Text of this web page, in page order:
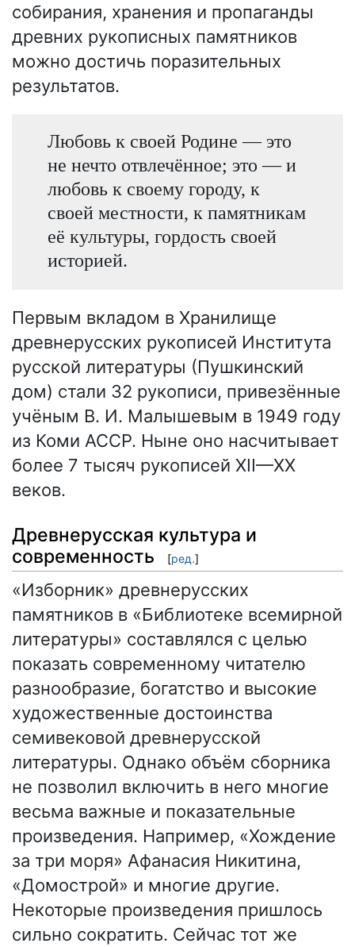
собирания, хранения и пропаганды
древних рукописных памятников
можно достичь поразительных
результатов.
Любовь к своей Родине — это
не нечто отвлечённое; это — и
любовь к своему городу, к
своей местности, к памятникам
её культуры, гордость своей
историей.
Первым вкладом в Хранилище
древнерусских рукописей Института
русской литературы (Пушкинский
дом) стали 32 рукописи, привезённые
учёным В. И. Малышевым в 1949 году
из Коми АССР. Ныне оно насчитывает
более 7 тысяч рукописей XII—XX
веков.
Древнерусская культура и
современность
[ред.]
«Изборник» древнерусских
памятников в «Библиотеке всемирной
литературы» составлялся с целью
показать современному читателю
разнообразие, богатство и высокие
художественные достоинства
семивековой древнерусской
литературы. Однако объём сборника
не позволил включить в него многие
весьма важные и показательные
произведения. Например, «Хождение
за три моря» Афанасия Никитина,
«Домострой» и многие другие.
Некоторые произведения пришлось
сильно сократить. Сейчас тот же